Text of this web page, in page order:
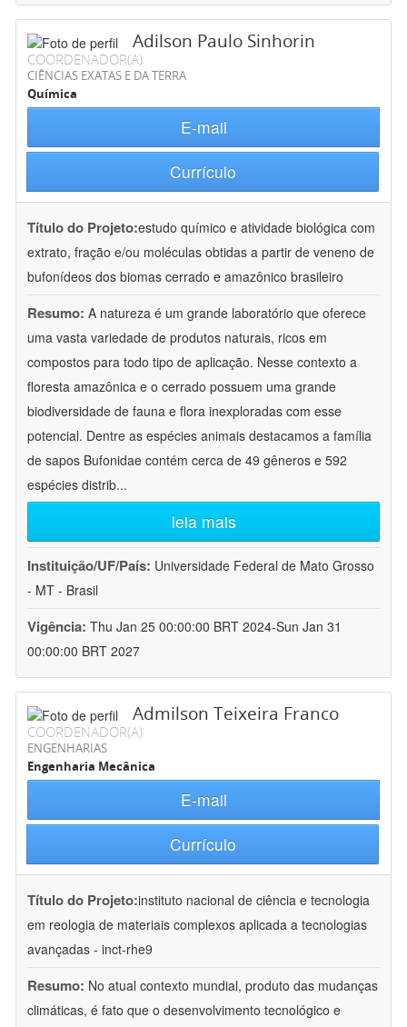
Adilson Paulo Sinhorin
COORDENADOR(A)
CIÊNCIAS EXATAS E DA TERRA
Química
E-mail
Currículo
Título do Projeto:estudo químico e atividade biológica com
extrato, fração e/ou moléculas obtidas a partir de veneno de
bufonídeos dos biomas cerrado e amazônico brasileiro
Resumo: A natureza é um grande laboratório que oferece
uma vasta variedade de produtos naturais, ricos em
compostos para todo tipo de aplicação. Nesse contexto a
floresta amazônica e o cerrado possuem uma grande
biodiversidade de fauna e flora inexploradas com esse
potencial. Dentre as espécies animais destacamos a família
de sapos Bufonidae contém cerca de 49 gêneros e 592
espécies distrib...
leia mais
Instituição/UF/País: Universidade Federal de Mato Grosso
- MT - Brasil
Vigência: Thu Jan 25 00:00:00 BRT 2024-Sun Jan 31
00:00:00 BRT 2027
Admilson Teixeira Franco
COORDENADOR(A)
ENGENHARIAS
Engenharia Mecânica
E-mail
Currículo
Título do Projeto:instituto nacional de ciência e tecnologia
em reologia de materiais complexos aplicada a tecnologias
avançadas - inct-rhe9
Resumo: No atual contexto mundial, produto das mudanças
climáticas, é fato que o desenvolvimento tecnológico e